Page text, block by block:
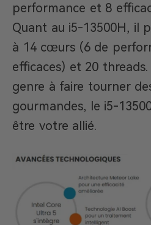
performance et 8
Quant au i5-13500H, il
à 14 cœurs (6 de
efficaces) et 20
genre à faire tourner
gourmandes, le i5-
être votre allié.